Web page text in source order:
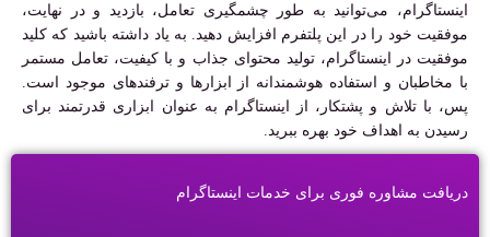
اینستاگرام، می‌توانید به طور چشمگیری تعامل، بازدید و در نهایت،
موفقیت خود را در این پلتفرم افزایش دهید. به یاد داشته باشید که کلید
موفقیت در اینستاگرام، تولید محتوای جذاب و با کیفیت، تعامل مستمر
با مخاطبان و استفاده هوشمندانه از ابزارها و ترفندهای موجود است.
پس، با تلاش و پشتکار، از اینستاگرام به عنوان ابزاری قدرتمند برای
رسیدن به اهداف خود بهره ببرید.
دریافت مشاوره فوری برای خدمات اینستاگرام